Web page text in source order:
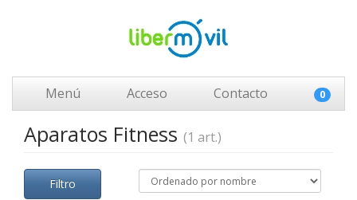
Menú Acceso Contacto 0
Aparatos Fitness (1 art.)
Filtro